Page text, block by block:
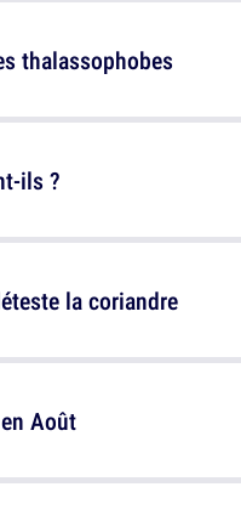
thalassophobes
la coriandre
ils ?
Août